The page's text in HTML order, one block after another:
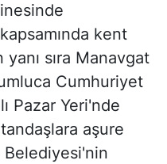
kent
sıra Manavgat
Cumhuriyet
Pazar Yeri'nde
aşure